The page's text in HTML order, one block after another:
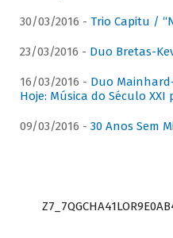
30/03/2016 - Trio Capitu /
23/03/2016 - Duo Bretas-
16/03/2016 - Duo
Hoje: Música do Século XXI
09/03/2016 - 30 Anos Sem